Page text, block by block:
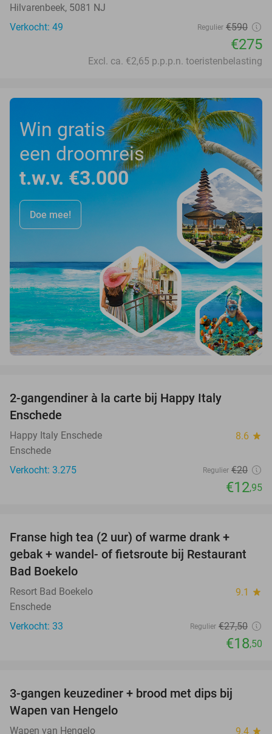
Hilvarenbeek, 5081 NJ
Verkocht: 49
Regulier €590
€275
Excl. ca. €2,65 p.p.p.n. toeristenbelasting
Win gratis
een droomreis
t.w.v. €3.000
Doe mee!
2-gangendiner à la carte bij Happy Italy
Enschede
Happy Italy Enschede 8.6 star
Enschede
Verkocht: 3.275
Regulier €20
€12,95
Franse high tea (2 uur) of warme drank +
gebak + wandel- of fietsroute bij Restaurant
Bad Boekelo
Resort Bad Boekelo 9.1 star
Enschede
Verkocht: 33
Regulier €27,50
€18,50
3-gangen keuzediner + brood met dips bij
Wapen van Hengelo
Wapen van Hengelo 9.4 star